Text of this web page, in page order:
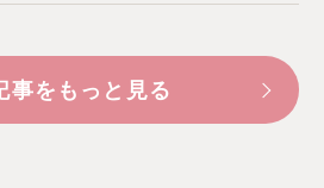
事をもっと見る